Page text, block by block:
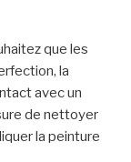
que les
la
avec un
de nettoyer
la peinture